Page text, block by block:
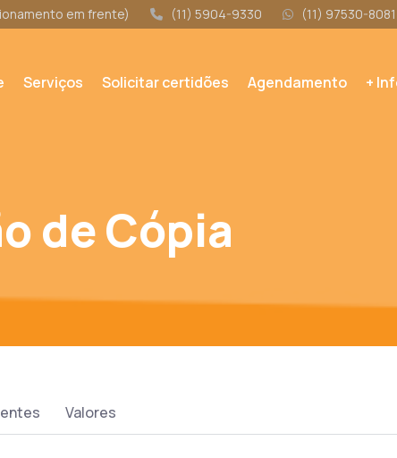
em frente) (11) 5904-9330 (11) 97530-8081
Serviços Solicitar certidões Agendamento +
de Cópia
Valores